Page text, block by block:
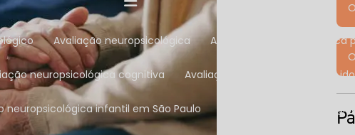
Avaliação neuropsicológica Avaliação
neuropsicológica cognitiva Avaliação neuropsicológica do
neuropsicológica infantil em São Paulo Avaliação